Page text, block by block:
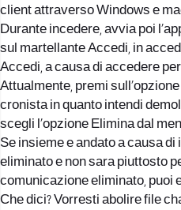
client attraverso Windows e
Durante incedere, avvia poi
sul martellante Accedi, in
Accedi, a causa di accedere
Attualmente, premi
cronista in quanto intendi
scegli l’opzione Elimina dal
Se insieme e andato a causa
eliminato e non sara piuttosto
comunicazione eliminato, puoi
Che dici? Vorresti abolire file